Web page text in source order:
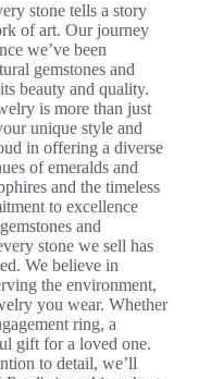
stone tells a story
of art. Our journey
we’ve been
gemstones and
beauty and quality.
is more than just
unique style and
in offering a diverse
of emeralds and
and the timeless
to excellence
and
stone we sell has
We believe in
the environment,
you wear. Whether
ring, a
gift for a loved one.
to detail, we’ll